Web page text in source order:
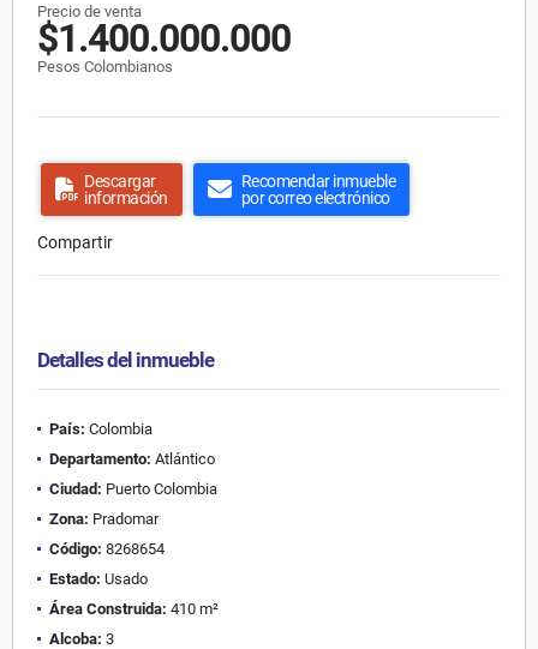
Precio de venta
$1.400.000.000
Pesos Colombianos
Descargar
información
Recomendar inmueble
por correo electrónico
Compartir
Detalles del inmueble
País: Colombia
Departamento: Atlántico
Ciudad: Puerto Colombia
Zona: Pradomar
Código: 8268654
Estado: Usado
Área Construida: 410 m²
Alcoba: 3